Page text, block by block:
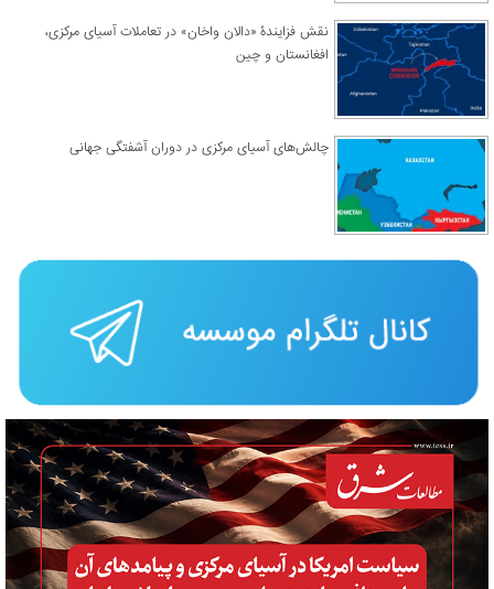
نقش فزایندۀ «دالان واخان» در تعاملات آسیای مرکزی،
افغانستان و چین
چالش‌های آسیای مرکزی در دوران آشفتگی جهانی